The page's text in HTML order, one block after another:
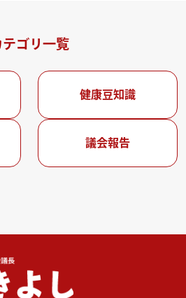
テゴリ一覧
健康豆知識
議会報告